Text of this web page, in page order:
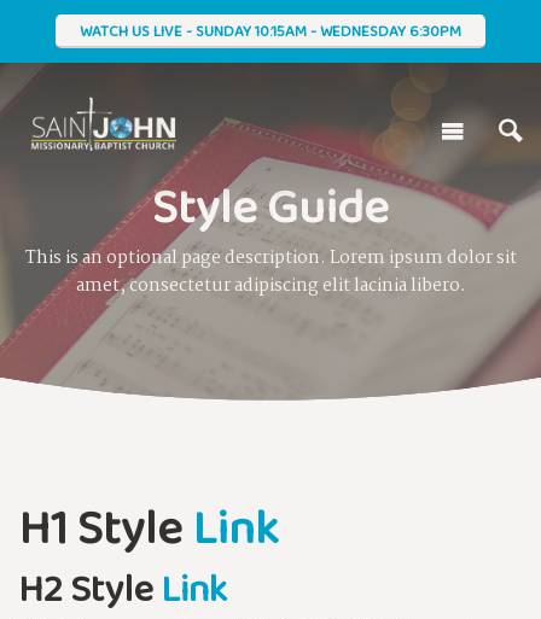
WATCH US LIVE - SUNDAY 10:15AM - WEDNESDAY 6:30PM
Style Guide
This is an optional page description. Lorem ipsum dolor sit
amet, consectetur adipiscing elit lacinia libero.
H1 Style Link
H2 StyleLink